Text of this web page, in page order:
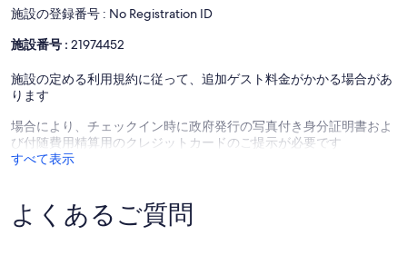
施設の登録番号 : No Registration ID
施設番号 : 21974452
施設の定める利用規約に従って、追加ゲスト料金がかかる場合があ
ります
場合により、チェックイン時に政府発行の写真付き身分証明書およ
び付随費用精算用のクレジットカードのご提示が必要です
すべて表示
よくあるご質問